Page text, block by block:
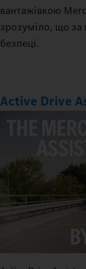
вантажівкою
зрозуміло, що за
безпеці.
Active Drive